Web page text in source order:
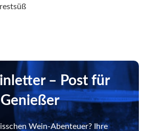
– Post für
Genießer
Wein-Abenteuer? Ihre